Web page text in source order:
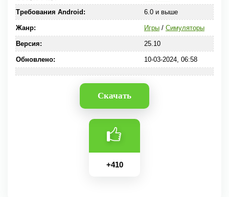
Требования Android: 6.0 и выше
Жанр: Игры/ Симуляторы
Версия: 25.10
Обновлено: 10-03-2024, 06:58
Скачать
+410